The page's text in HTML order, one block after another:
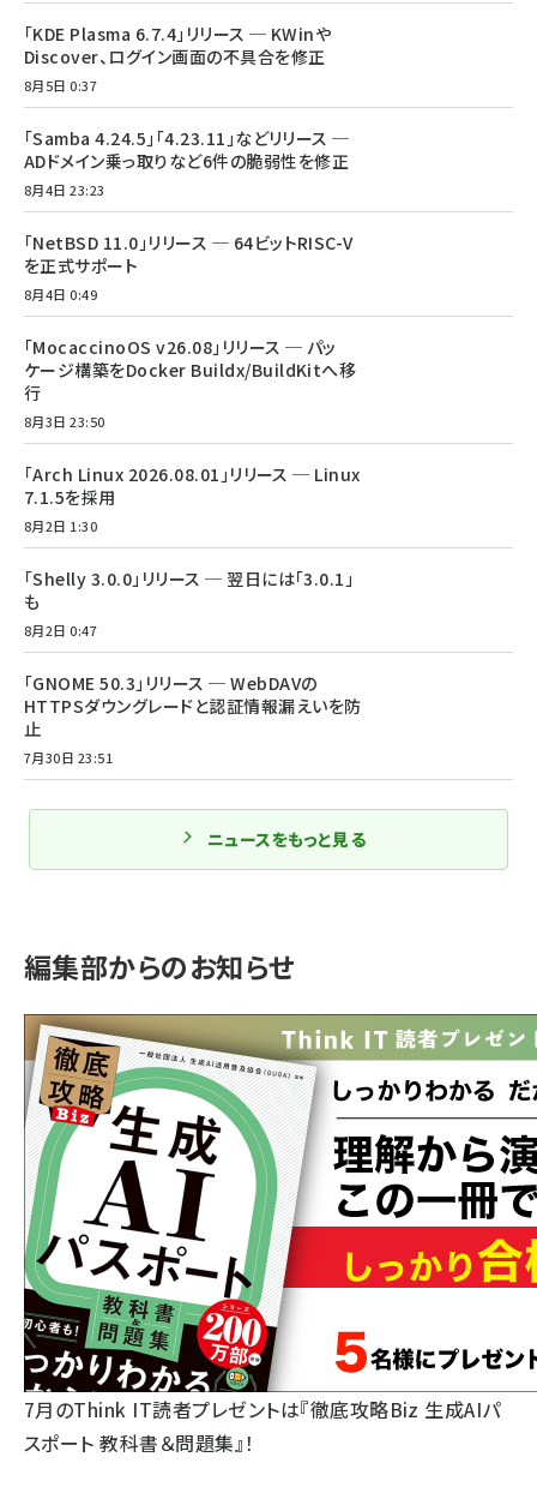
「KDE Plasma 6.7.4」リリース ─ KWinや
Discover、ログイン画面の不具合を修正
8月5日 0:37
「Samba 4.24.5」「4.23.11」などリリース ─
ADドメイン乗っ取りなど6件の脆弱性を修正
8月4日 23:23
「NetBSD 11.0」リリース ─ 64ビットRISC-V
を正式サポート
8月4日 0:49
「MocaccinoOS v26.08」リリース ─ パッ
ケージ構築をDocker Buildx/BuildKitへ移
行
8月3日 23:50
「Arch Linux 2026.08.01」リリース ─ Linux
7.1.5を採用
8月2日 1:30
「Shelly 3.0.0」リリース ─ 翌日には「3.0.1」
も
8月2日 0:47
「GNOME 50.3」リリース ─ WebDAVの
HTTPSダウングレードと認証情報漏えいを防
止
7月30日 23:51
ニュースをもっと見る
編集部からのお知らせ
7月のThink IT読者プレゼントは『徹底攻略Biz 生成AIパ
スポート 教科書＆問題集』！